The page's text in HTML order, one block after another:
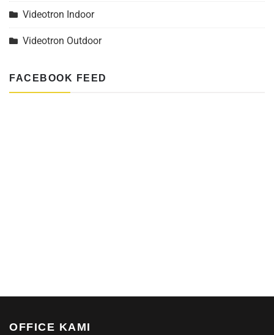
Videotron Indoor
Videotron Outdoor
FACEBOOK FEED
OFFICE KAMI